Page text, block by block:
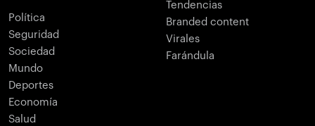
Política
Seguridad
Sociedad
Mundo
Deportes
Economía
Salud
Tendencias
Branded content
Virales
Farándula